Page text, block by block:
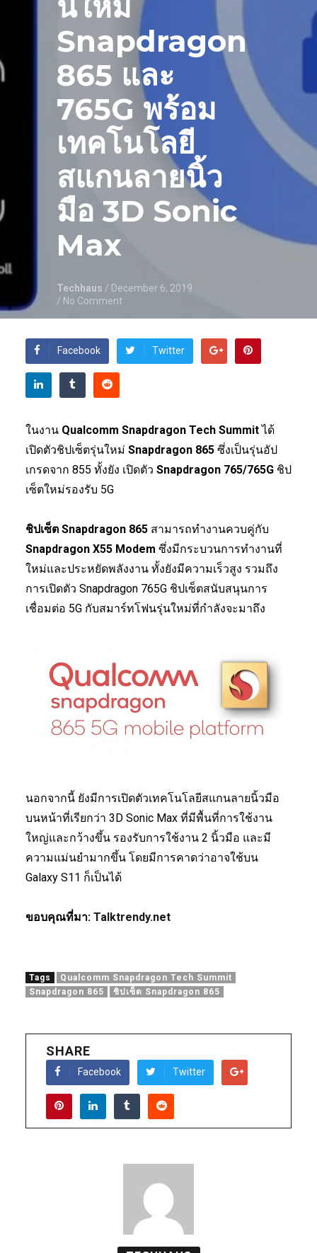
Snapdragon
865 และ
765G พร้อม
เทคโนโลยี
สแกนลายนิ้ว
มือ 3D Sonic
Max
Techhaus / December 6, 2019
/ No Comment
Facebook Twitter
ในงาน Qualcomm Snapdragon Tech Summitได้
เปิดตัวชิปเซ็ตรุ่นใหม่ Snapdragon 865ซึ่งเป็นรุ่นอัป
เกรดจาก 855 ทั้งยัง เปิดตัว Snapdragon 765/765Gชิป
เซ็ตใหม่รองรับ 5G
ชิปเซ็ต Snapdragon 865สามารถทำงานควบคู่กับ
Snapdragon X55 Modem ซึ่งมีกระบวนการทำงานที่
ใหม่และประหยัดพลังงาน ทั้งยังมีความเร็วสูง รวมถึง
การเปิดตัว Snapdragon 765G ชิปเซ็ตสนับสนุนการ
เชื่อมต่อ 5G กับสมาร์ทโฟนรุ่นใหม่ที่กำลังจะมาถึง
นอกจากนี้ ยังมีการเปิดตัวเทคโนโลยีสแกนลายนิ้วมือ
บนหน้าที่เรียกว่า 3D Sonic Max ที่มีพื้นที่การใช้งาน
ใหญ่และกว้างขึ้น รองรับการใช้งาน 2 นิ้วมือ และมี
ความแม่นยำมากขึ้น โดยมีการคาดว่าอาจใช้บน
Galaxy S11 ก็เป็นได้
ขอบคุณที่มา: Talktrendy.net
Tags
Qualcomm Snapdragon Tech Summit
Snapdragon 865
ชิปเซ็ต Snapdragon 865
SHARE
Facebook Twitter